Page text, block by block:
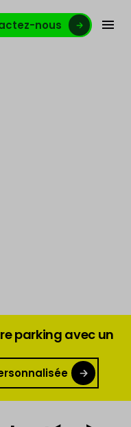
nous
parking avec un